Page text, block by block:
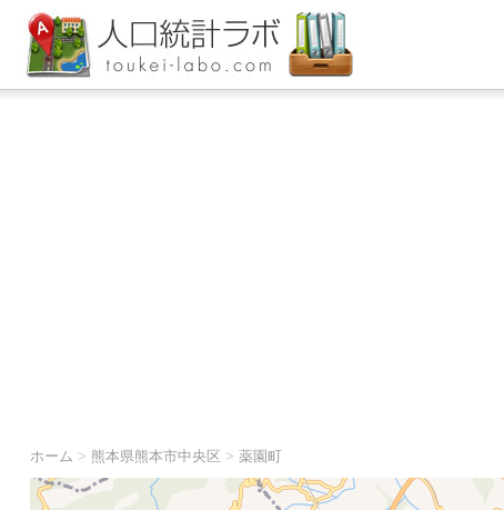
ホーム > 熊本県熊本市中央区 > 薬園町